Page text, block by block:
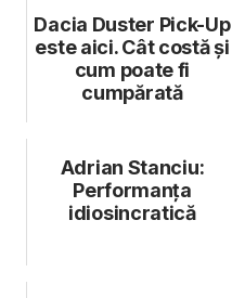
Dacia Duster Pick-Up
este aici. Cât costă și
cum poate fi
cumpărată
Adrian Stanciu:
Performanța
idiosincratică